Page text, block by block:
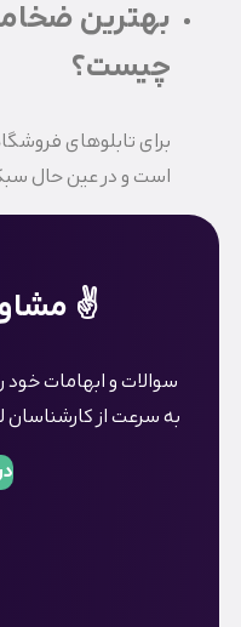
بهترین
چیست؟
است و در عین حال
✌️
سوالات و ابهامات خود
به سرعت از کارشناسان